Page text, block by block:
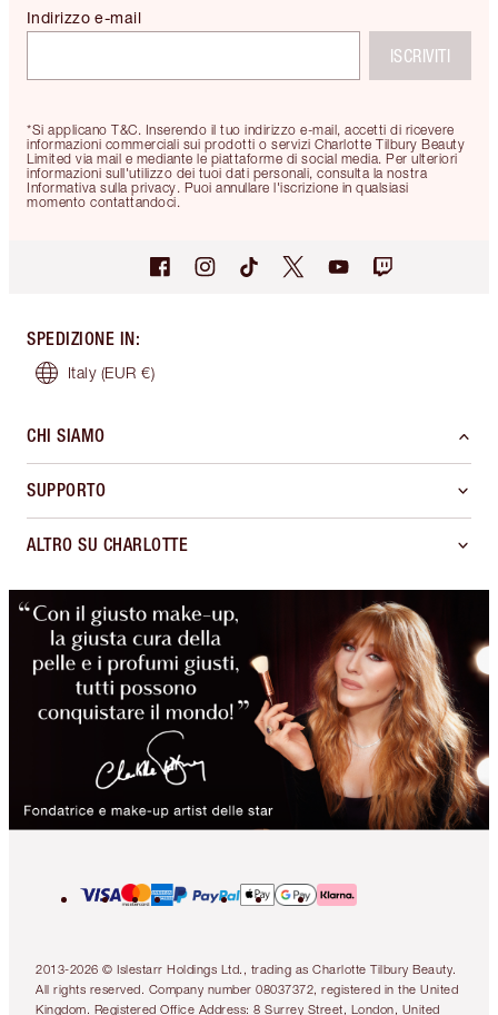
*Si applicano T&C. Inserendo il tuo indirizzo e-mail, accetti di ricevere
informazioni commerciali sui prodotti o servizi Charlotte Tilbury Beauty
Limited via mail e mediante le piattaforme di social media. Per ulteriori
informazioni sull'utilizzo dei tuoi dati personali, consulta la nostra
Informativa sulla privacy. Puoi annullare l'iscrizione in qualsiasi
momento contattandoci.
Indirizzo e-mail
ISCRIVITI
SPEDIZIONE IN:
Italy (EUR €)
CHI SIAMO
SUPPORTO
ALTRO SU CHARLOTTE
2013-2026 © Islestarr Holdings Ltd., trading as Charlotte Tilbury Beauty.
All rights reserved. Company number 08037372, registered in the United
Kingdom. Registered Office Address: 8 Surrey Street, London, United